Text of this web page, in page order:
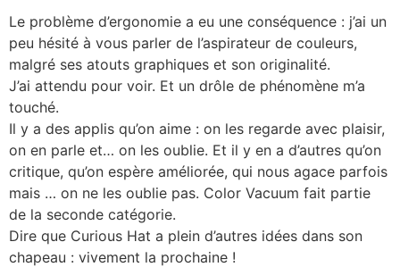
Le problème d’ergonomie a eu une conséquence : j’ai un
peu hésité à vous parler de l’aspirateur de couleurs,
malgré ses atouts graphiques et son originalité.
J’ai attendu pour voir. Et un drôle de phénomène m’a
touché.
Il y a des applis qu’on aime : on les regarde avec plaisir,
on en parle et… on les oublie. Et il y en a d’autres qu’on
critique, qu’on espère améliorée, qui nous agace parfois
mais … on ne les oublie pas. Color Vacuum fait partie
de la seconde catégorie.
Dire que Curious Hat a plein d’autres idées dans son
chapeau : vivement la prochaine !